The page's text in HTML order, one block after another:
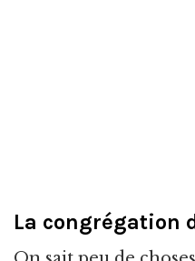
La congrégation